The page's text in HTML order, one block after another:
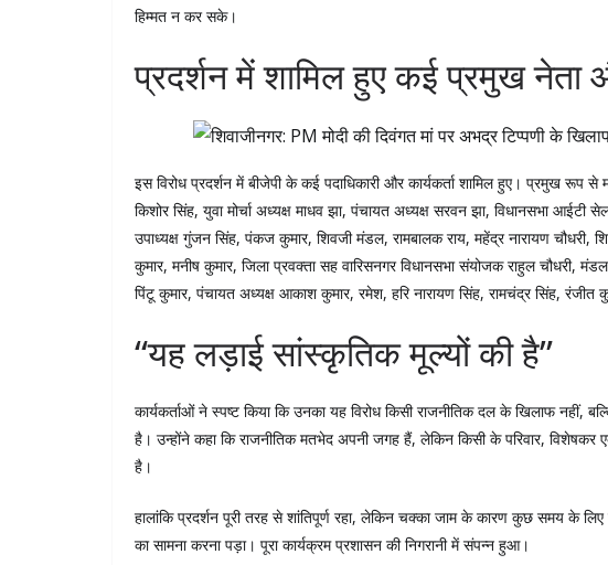
हिम्मत न कर सके।
प्रदर्शन में शामिल हुए कई प्रमुख नेता
इस विरोध प्रदर्शन में बीजेपी के कई पदाधिकारी और कार्यकर्ता शामिल हुए। प्रमुख रूप
किशोर सिंह, युवा मोर्चा अध्यक्ष माधव झा, पंचायत अध्यक्ष सरवन झा, विधानसभा आईटी
उपाध्यक्ष गुंजन सिंह, पंकज कुमार, शिवजी मंडल, रामबालक राय, महेंद्र नारायण चौधरी,
कुमार, मनीष कुमार, जिला प्रवक्ता सह वारिसनगर विधानसभा संयोजक राहुल चौधरी,
पिंटू कुमार, पंचायत अध्यक्ष आकाश कुमार, रमेश, हरि नारायण सिंह, रामचंद्र सिंह, रंजीत
“यह लड़ाई सांस्कृतिक मूल्यों की है”
कार्यकर्ताओं ने स्पष्ट किया कि उनका यह विरोध किसी राजनीतिक दल के खिलाफ नहीं,
है। उन्होंने कहा कि राजनीतिक मतभेद अपनी जगह हैं, लेकिन किसी के परिवार, विशेषकर
है।
हालांकि प्रदर्शन पूरी तरह से शांतिपूर्ण रहा, लेकिन चक्का जाम के कारण कुछ समय के
का सामना करना पड़ा। पूरा कार्यक्रम प्रशासन की निगरानी में संपन्न हुआ।